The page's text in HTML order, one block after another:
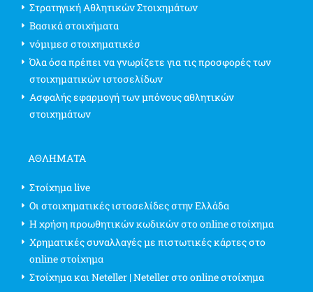
Στρατηγική Αθλητικών Στοιχημάτων
Βασικά στοιχήματα
νόμιμεσ στοιχηματικέσ
Όλα όσα πρέπει να γνωρίζετε για τις προσφορές των
στοιχηματικών ιστοσελίδων
Ασφαλής εφαρμογή των μπόνους αθλητικών
στοιχημάτων
ΑΘΛΗΜΑΤΑ
Στοίχημα live
Οι στοιχηματικές ιστοσελίδες στην Ελλάδα
Η χρήση προωθητικών κωδικών στο online στοίχημα
Χρηματικές συναλλαγές με πιστωτικές κάρτες στο
online στοίχημα
Στοίχημα και Neteller | Neteller στο online στοίχημα